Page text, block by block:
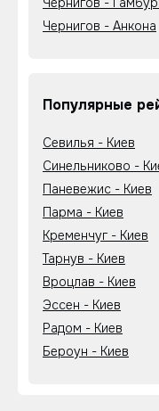
Чернигов - Анкона
Популярные
Севилья - Киев
Синельниково -
Паневежис - Киев
Парма - Киев
Кременчуг - Киев
Тарнув - Киев
Вроцлав - Киев
Эссен - Киев
Радом - Киев
Бероун - Киев